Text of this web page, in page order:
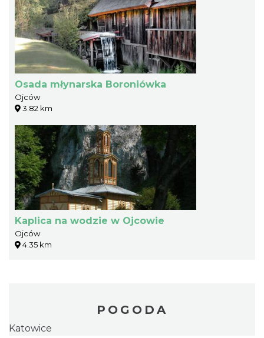
Osada młynarska Boroniówka
Ojców
3.82 km
Kaplica na wodzie w Ojcowie
Ojców
4.35 km
POGODA
Katowice